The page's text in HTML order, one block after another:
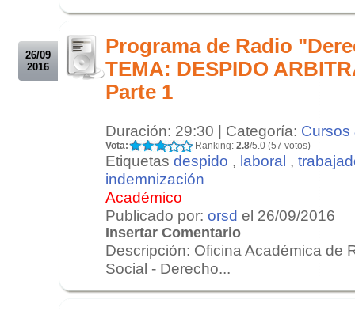
26/09
2016
Programa de Radio
TEMA: DESPIDO
Parte 1
Duración: 29:30 | Categoría: Cursos
Vota: Ranking: 2.8/5.0 (57 votos)
Etiquetas despido , laboral ,
indemnización
Académico
Publicado por: orsd el 26/09/2016
Insertar Comentario
Descripción: Oficina Académica de
Social - Derecho...